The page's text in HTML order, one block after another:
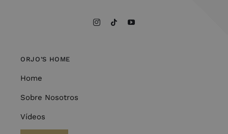
ORJO’S HOME
Home
Sobre Nosotros
Vídeos